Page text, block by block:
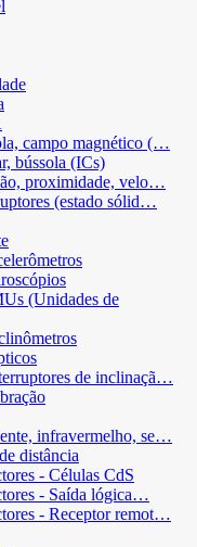
campo magnético (…
bússola (ICs)
proximidade, velo…
(estado sólid…
(Unidades de
de inclinaçã…
infravermelho, se…
distância
- Células CdS
- Saída lógica…
- Receptor remot…